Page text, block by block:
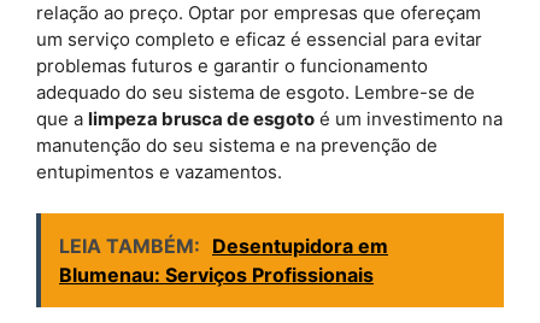
relação ao preço. Optar por empresas que ofereçam
um serviço completo e eficaz é essencial para evitar
problemas futuros e garantir o funcionamento
adequado do seu sistema de esgoto. Lembre-se de
que a limpeza brusca de esgoto é um investimento na
manutenção do seu sistema e na prevenção de
entupimentos e vazamentos.
LEIA TAMBÉM: Desentupidora em
Blumenau: Serviços Profissionais